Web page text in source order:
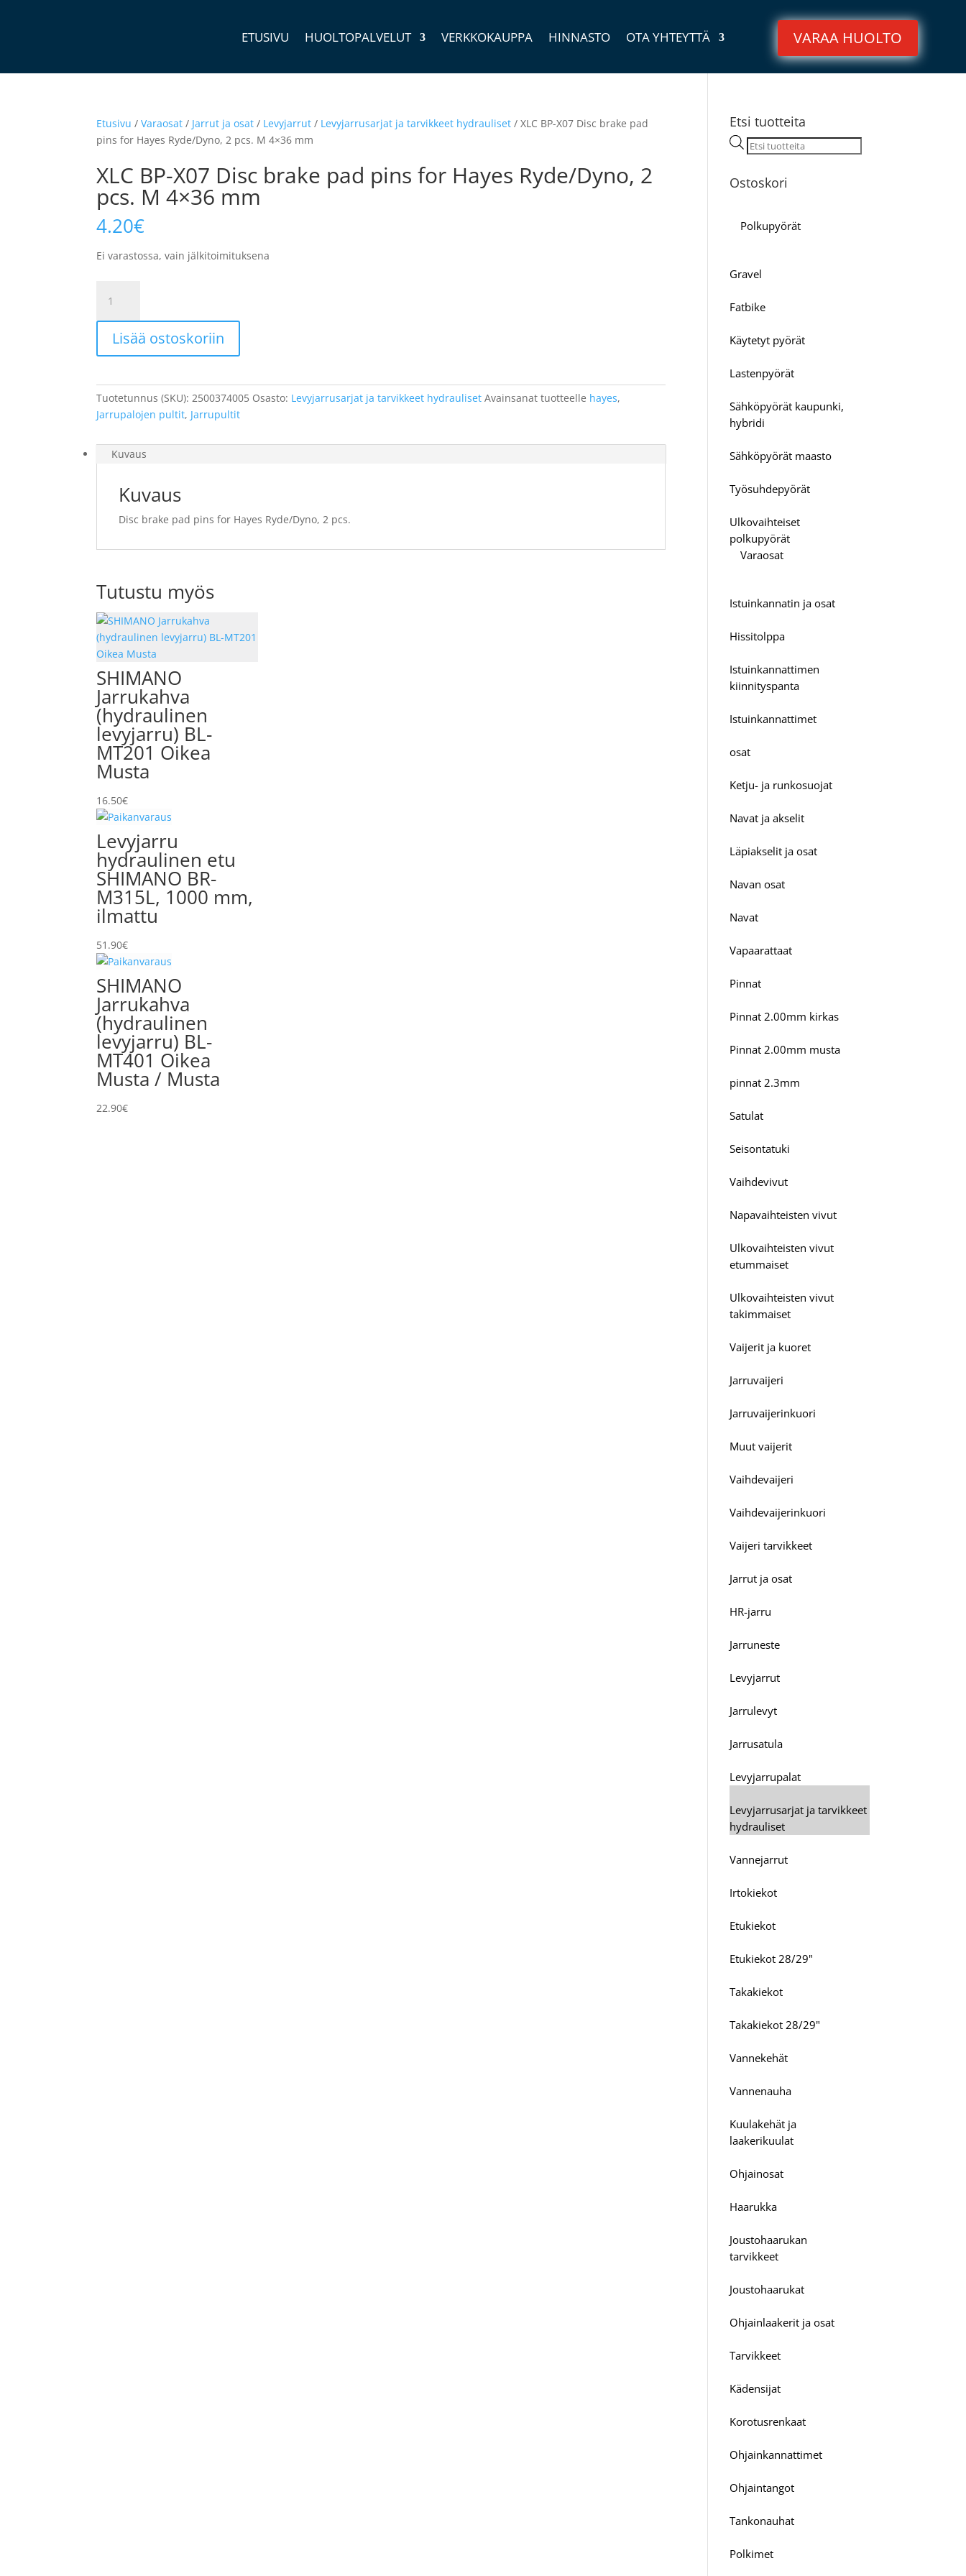
ETUSIVU HUOLTOPALVELUT VERKKOKAUPPA HINNASTO OTA YHTEYTTÄ VARAA HUOLTO
Etusivu /Varaosat / Jarrut ja osat / Levyjarrut / Levyjarrusarjat ja tarvikkeet hydrauliset / XLC BP-X07 Disc brake pad
pins for Hayes Ryde/Dyno, 2 pcs. M 4×36 mm
XLC BP-X07 Disc brake pad pins for Hayes Ryde/Dyno, 2
pcs. M 4×36 mm
4.20€
Ei varastossa, vain jälkitoimituksena
BP-
X07
Disc
brake
pins
for
Hayes
Lisää ostoskoriin
Tuotetunnus (SKU):2500374005 Osasto: Levyjarrusarjat ja tarvikkeet hydrauliset Avainsanat tuotteelle hayes,
Jarrupalojen pultit, Jarrupultit
Kuvaus
Kuvaus
Disc brake pad pins for Hayes Ryde/Dyno, 2 pcs.
Tutustu myös
SHIMANO
Jarrukahva
(hydraulinen
levyjarru) BL-
MT201 Oikea
Musta
16.50€
Levyjarru
hydraulinen etu
SHIMANO BR-
M315L, 1000 mm,
ilmattu
51.90€
SHIMANO
Jarrukahva
(hydraulinen
levyjarru) BL-
MT401 Oikea
Musta / Musta
22.90€
Etsi tuotteita
Products
search
Ostoskori
Polkupyörät
Gravel
Fatbike
Käytetyt pyörät
Lastenpyörät
Sähköpyörät kaupunki,
hybridi
Sähköpyörät maasto
Työsuhdepyörät
Ulkovaihteiset
polkupyörät
Varaosat
Istuinkannatin ja osat
Hissitolppa
Istuinkannattimen
kiinnityspanta
Istuinkannattimet
osat
Ketju- ja runkosuojat
Navat ja akselit
Läpiakselit ja osat
Navan osat
Navat
Vapaarattaat
Pinnat
Pinnat 2.00mm kirkas
Pinnat 2.00mm musta
pinnat 2.3mm
Satulat
Seisontatuki
Vaihdevivut
Napavaihteisten vivut
Ulkovaihteisten vivut
etummaiset
Ulkovaihteisten vivut
takimmaiset
Vaijerit ja kuoret
Jarruvaijeri
Jarruvaijerinkuori
Muut vaijerit
Vaihdevaijeri
Vaihdevaijerinkuori
Vaijeri tarvikkeet
Jarrut ja osat
HR-jarru
Jarruneste
Levyjarrut
Jarrulevyt
Jarrusatula
Levyjarrupalat
Levyjarrusarjat ja tarvikkeet
hydrauliset
Vannejarrut
Irtokiekot
Etukiekot
Etukiekot 28/29"
Takakiekot
Takakiekot 28/29"
Vannekehät
Vannenauha
Kuulakehät ja
laakerikuulat
Ohjainosat
Haarukka
Joustohaarukan
tarvikkeet
Joustohaarukat
Ohjainlaakerit ja osat
Tarvikkeet
Kädensijat
Korotusrenkaat
Ohjainkannattimet
Ohjaintangot
Tankonauhat
Polkimet